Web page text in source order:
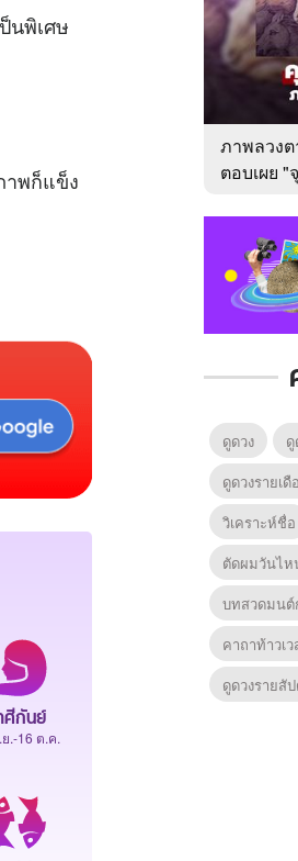
นพิเศษ
พก็แข็ง
ศีกันย์
.-16 ต.ค.
ภาพลวง
ตอบเผย
ดูดวง
ดูดวงรายเดื
วิเคราะห์ชื่อ
ตัดผมวันไ
บทสวดมน
คาถาท้าวเ
ดูดวงรายสั